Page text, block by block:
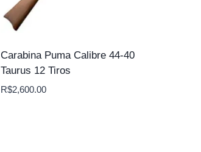
Carabina Puma Calibre 44-40
Taurus 12 Tiros
R$2,600.00